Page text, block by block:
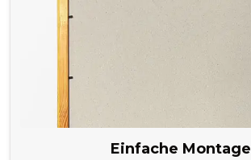
Einfache Montage